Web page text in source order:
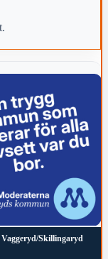
Skillingaryd